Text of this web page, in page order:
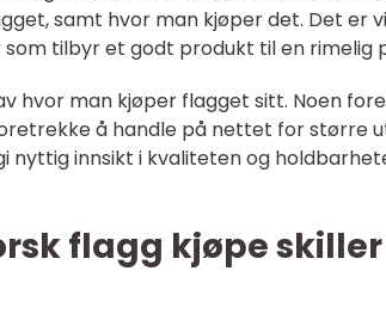
samt hvor man kjøper det. Det er
tilbyr et godt produkt til en rimelig
hvor man kjøper flagget sitt. Noen
å handle på nettet for større
nyttig innsikt i kvaliteten og
flagg kjøpe skiller